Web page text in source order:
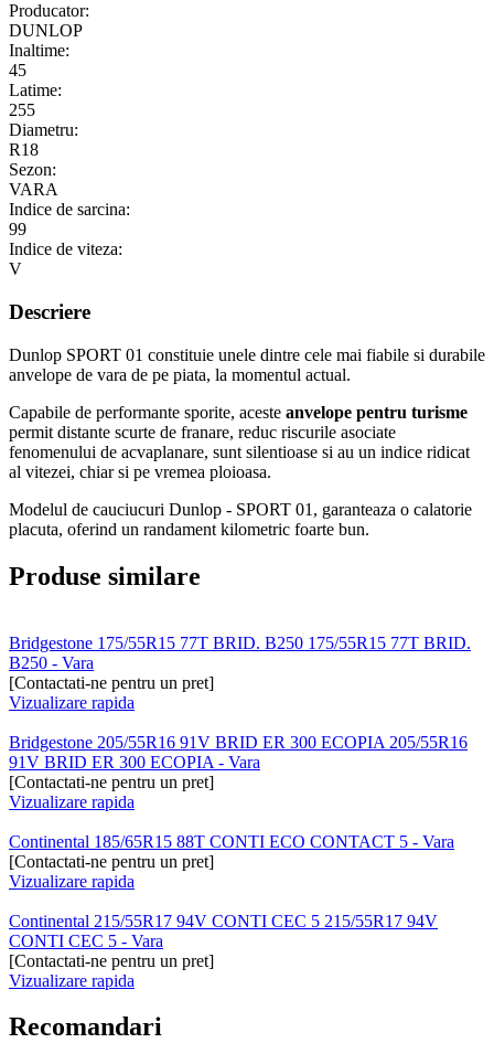
Producator:
DUNLOP
Inaltime:
45
Latime:
255
Diametru:
R18
Sezon:
VARA
Indice de sarcina:
99
Indice de viteza:
V
Descriere
Dunlop SPORT 01 constituie unele dintre cele mai fiabile si durabile
anvelope de vara de pe piata, la momentul actual.
Capabile de performante sporite, aceste anvelope pentru turisme
permit distante scurte de franare, reduc riscurile asociate
fenomenului de acvaplanare, sunt silentioase si au un indice ridicat
al vitezei, chiar si pe vremea ploioasa.
Modelul de cauciucuri Dunlop - SPORT 01, garanteaza o calatorie
placuta, oferind un randament kilometric foarte bun.
Produse similare
Bridgestone 175/55R15 77T BRID. B250 175/55R15 77T BRID.
B250 - Vara
[Contactati-ne pentru un pret]
Vizualizare rapida
Bridgestone 205/55R16 91V BRID ER 300 ECOPIA 205/55R16
91V BRID ER 300 ECOPIA - Vara
[Contactati-ne pentru un pret]
Vizualizare rapida
Continental 185/65R15 88T CONTI ECO CONTACT 5 - Vara
[Contactati-ne pentru un pret]
Vizualizare rapida
Continental 215/55R17 94V CONTI CEC 5 215/55R17 94V
CONTI CEC 5 - Vara
[Contactati-ne pentru un pret]
Vizualizare rapida
Recomandari